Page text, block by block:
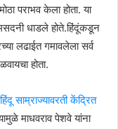
पराभव केला होता. या
धाडले होते.हिंदूंकडून
लढाईत गमावलेला सर्व
होता.
साम्राज्यावरती केंद्रित
माधवराव पेशवे यांना